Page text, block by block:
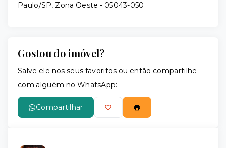
Paulo/SP, Zona Oeste - 05043-050
Gostou do imóvel?
Salve ele nos seus favoritos ou então compartilhe
com alguém no WhatsApp:
Compartilhar